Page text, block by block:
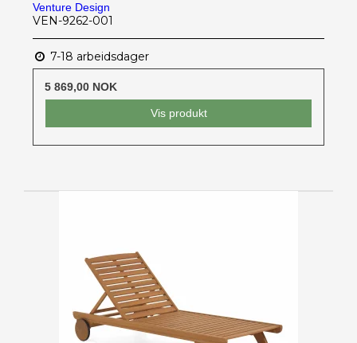
Venture Design
VEN-9262-001
7-18 arbeidsdager
5 869,00 NOK
Vis produkt